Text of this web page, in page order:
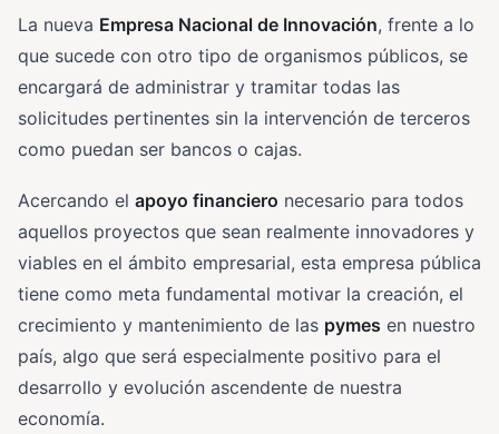
La nueva Empresa Nacional de Innovación, frente a lo
que sucede con otro tipo de organismos públicos, se
encargará de administrar y tramitar todas las
solicitudes pertinentes sin la intervención de terceros
como puedan ser bancos o cajas.
Acercando el apoyo financiero necesario para todos
aquellos proyectos que sean realmente innovadores y
viables en el ámbito empresarial, esta empresa pública
tiene como meta fundamental motivar la creación, el
crecimiento y mantenimiento de las pymes en nuestro
país, algo que será especialmente positivo para el
desarrollo y evolución ascendente de nuestra
economía.